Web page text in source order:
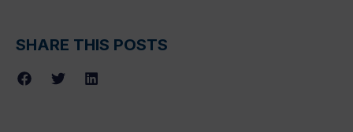
SHARE THIS POSTS